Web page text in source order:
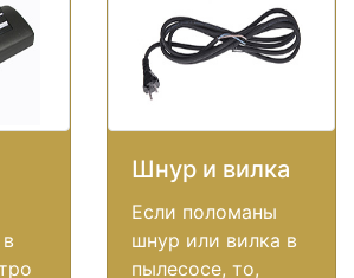
Шнур и вилка
Если поломаны
шнур или вилка в
пылесосе, то,